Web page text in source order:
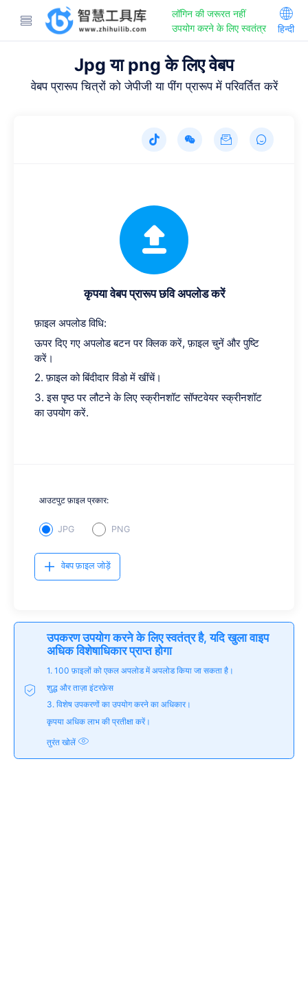
लॉगिन की जरूरत नहीं
उपयोग करने के लिए स्वतंत्र
हिन्दी
Jpg या png के लिए वेबप
वेबप प्रारूप चित्रों को जेपीजी या पींग प्रारूप में परिवर्तित करें
कृपया वेबप प्रारूप छवि अपलोड करें
फ़ाइल अपलोड विधि:
ऊपर दिए गए अपलोड बटन पर क्लिक करें, फ़ाइल चुनें और पुष्टि
करें।
2. फ़ाइल को बिंदीदार विंडो में खींचें।
3. इस पृष्ठ पर लौटने के लिए स्क्रीनशॉट सॉफ्टवेयर स्क्रीनशॉट
का उपयोग करें.
आउटपुट फ़ाइल प्रकार:
JPG PNG
वेबप फ़ाइल जोड़ें
उपकरण उपयोग करने के लिए स्वतंत्र है, यदि खुला वाइप
अधिक विशेषाधिकार प्राप्त होगा
1. 100 फ़ाइलों को एकल अपलोड में अपलोड किया जा सकता है।
शुद्ध और ताज़ा इंटरफ़ेस
3. विशेष उपकरणों का उपयोग करने का अधिकार।
कृपया अधिक लाभ की प्रतीक्षा करें।
तुरंत खोलें